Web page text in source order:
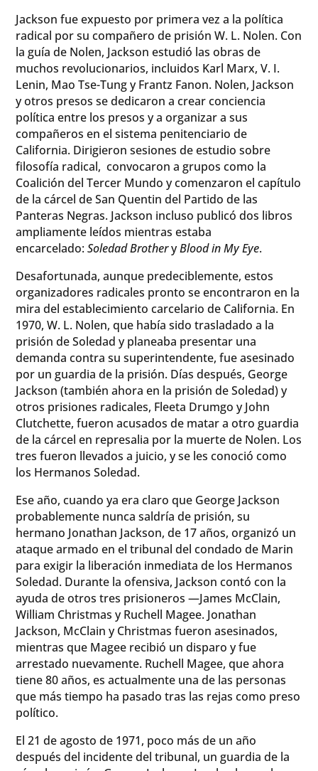
Jackson fue expuesto por primera vez a la política
radical por su compañero de prisión W. L. Nolen. Con
la guía de Nolen, Jackson estudió las obras de
muchos revolucionarios, incluidos Karl Marx, V. I.
Lenin, Mao Tse-Tung y Frantz Fanon. Nolen, Jackson
y otros presos se dedicaron a crear conciencia
política entre los presos y a organizar a sus
compañeros en el sistema penitenciario de
California. Dirigieron sesiones de estudio sobre
filosofía radical, convocaron a grupos como la
Coalición del Tercer Mundo y comenzaron el capítulo
de la cárcel de San Quentin del Partido de las
Panteras Negras. Jackson incluso publicó dos libros
ampliamente leídos mientras estaba
encarcelado:Soledad BrotheryBlood in My Eye.
Desafortunada, aunque predeciblemente, estos
organizadores radicales pronto se encontraron en la
mira del establecimiento carcelario de California. En
1970, W. L. Nolen, que había sido trasladado a la
prisión de Soledad y planeaba presentar una
demanda contra su superintendente, fue asesinado
por un guardia de la prisión. Días después, George
Jackson (también ahora en la prisión de Soledad) y
otros prisiones radicales, Fleeta Drumgo y John
Clutchette, fueron acusados de matar a otro guardia
de la cárcel en represalia por la muerte de Nolen. Los
tres fueron llevados a juicio, y se les conoció como
los Hermanos Soledad.
Ese año, cuando ya era claro que George Jackson
probablemente nunca saldría de prisión, su
hermano Jonathan Jackson, de 17 años, organizó un
ataque armado en el tribunal del condado de Marin
para exigir la liberación inmediata de los Hermanos
Soledad. Durante la ofensiva, Jackson contó con la
ayuda de otros tres prisioneros —James McClain,
William Christmas y Ruchell Magee. Jonathan
Jackson, McClain y Christmas fueron asesinados,
mientras que Magee recibió un disparo y fue
arrestado nuevamente. Ruchell Magee, que ahora
tiene 80 años, es actualmente una de las personas
que más tiempo ha pasado tras las rejas como preso
político.
El 21 de agosto de 1971, poco más de un año
después del incidente del tribunal, un guardia de la